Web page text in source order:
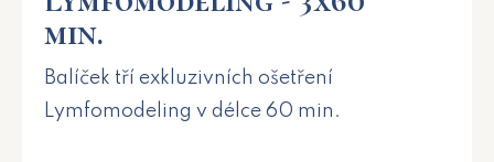
min.
Balíček tří exkluzivních ošetření
Lymfomodeling v délce 60 min.